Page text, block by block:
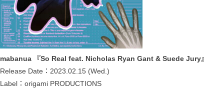
mabanua 『So Real feat. Nicholas Ryan Gant & Suede Jury
Release Date：2023.02.15 (Wed.)
Label：origami PRODUCTIONS